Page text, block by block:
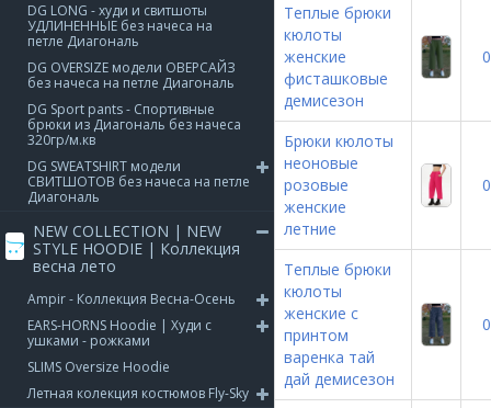
DG LONG - худи и свитшоты
УДЛИНЕННЫЕ без начеса на
петле Диагональ
DG OVERSIZE модели ОВЕРСАЙЗ
без начеса на петле Диагональ
DG Sport pants - Спортивные
брюки из Диагональ без начеса
320гр/м.кв
DG SWEATSHIRT модели
СВИТШОТОВ без начеса на петле
Диагональ
NEW COLLECTION | NEW
STYLE HOODIE | Коллекция
весна лето
Ampir - Коллекция Весна-Осень
EARS-HORNS Hoodie | Худи с
ушками - рожками
SLIMS Oversize Hoodie
Летная колекция костюмов Fly-Sky
Теплые брюки
кюлоты
женские
фисташковые
демисезон
0
Брюки кюлоты
неоновые
розовые
женские
летние
0
Теплые брюки
кюлоты
женские с
принтом
варенка тай
дай демисезон
0